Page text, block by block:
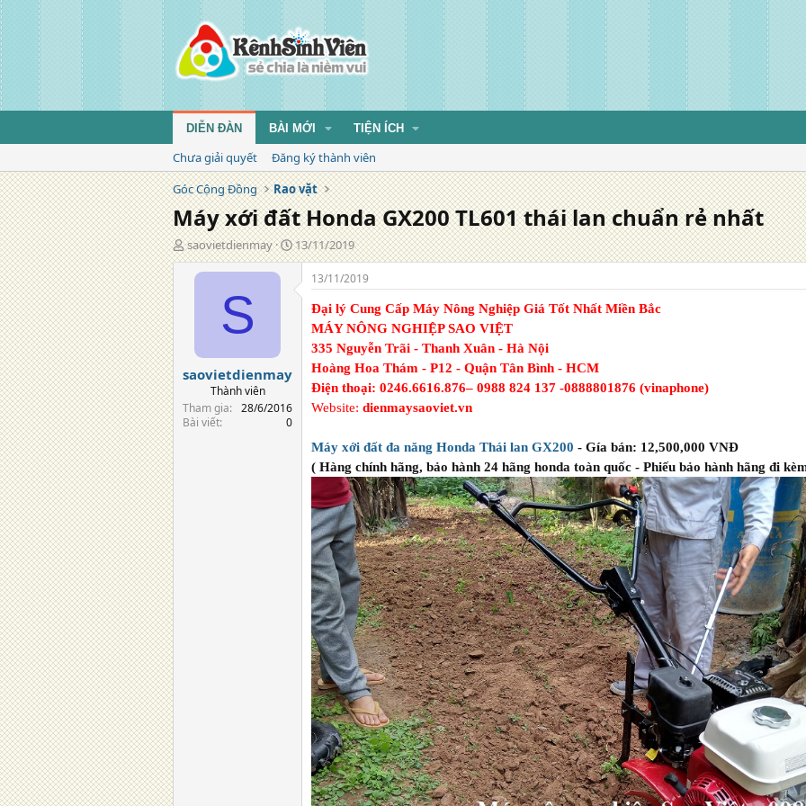
DIỄN ĐÀN BÀI MỚI TIỆN ÍCH
Chưa giải quyết
Đăng ký thành viên
Góc Cộng Đồng
Rao vặt
Máy xới đất Honda GX200 TL601 thái lan chuẩn rẻ nhất
T
á
saovietdienmay
N
g
y
13/11/2019
S
saovietdienmay
Thành viên
Tham gia
28/6/2016
Bài viết
0
13/11/2019
Đại lý Cung Cấp Máy Nông Nghiệp Giá Tốt Nhất Miền Bắc
MÁY NÔNG NGHIỆP SAO VIỆT
335 Nguyễn Trãi - Thanh Xuân - Hà Nội
Hoàng Hoa Thám - P12 - Quận Tân Bình - HCM
Điện thoại: 0246.6616.876– 0988 824 137 -0888801876 (vinaphone)
Website: dienmaysaoviet.vn
Máy xới đất đa năng Honda Thái lan GX200 - Gía bán: 12,500,000 VNĐ
( Hàng chính hãng, bảo hành 24 hãng honda toàn quốc - Phiếu bảo hành hãng đi